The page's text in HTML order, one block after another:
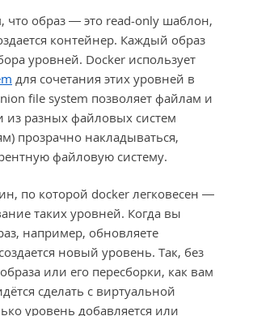
что образ — это read-only шаблон,
контейнер. Каждый образ
уровней. Docker использует
для сочетания этих уровней в
file system позволяет файлам и
из разных файловых систем
прозрачно накладываться,
файловую систему.
по которой docker легковесен —
таких уровней. Когда вы
например, обновляете
новый уровень. Так, без
или его пересборки, как вам
сделать с виртуальной
уровень добавляется или